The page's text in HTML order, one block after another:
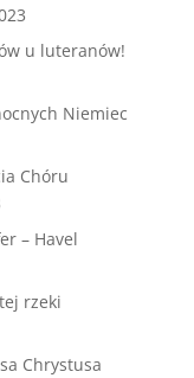
u luteranów!
Niemiec
Chóru
– Havel
rzeki
Chrystusa